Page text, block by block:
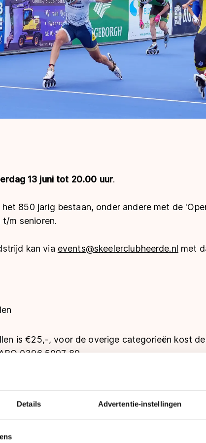
Details Advertentie-instellingen
13 juni tot 20.00 uur.
850 jarig bestaan, onder andere met de
m senioren.
kan via events@skeelerclubheerde.nl met
is €25,-, voor de overige categorieën kost
0396 5097 89.